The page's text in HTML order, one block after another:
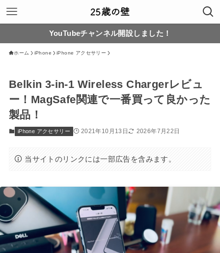
YouTubeチャンネル開設しました！
ホーム iPhone iPhone アクセサリー
Belkin 3-in-1 Wireless Chargerレビュ
ー！MagSafe関連で一番買って良かった
製品！
iPhone アクセサリー 2021年10月13日 2026年7月22日
当サイトのリンクには一部広告を含みます。